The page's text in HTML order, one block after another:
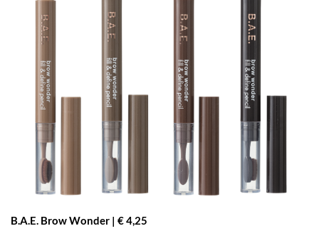
B.A.E. Brow Wonder | € 4,25